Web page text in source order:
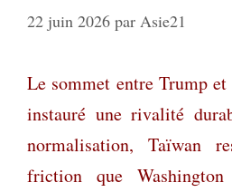
22 juin 2026 par Asie21
Le sommet entre Trump
instauré une rivalité
normalisation, Taïwan
friction que